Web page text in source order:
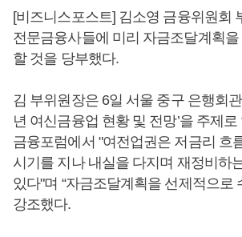
[비즈니스포스트] 김소영 금융위원회
전문금융사들에 미리 자금조달계획을
할 것을 당부했다.
김 부위원장은 6일 서울 중구 은행회
년 여신금융업 현황 및 전망’을 주제
금융포럼에서 "여전업권은 저금리 흐
시기를 지나 내실을 다지며 재정비하
있다"며 “자금조달계획을 선제적으로
강조했다.